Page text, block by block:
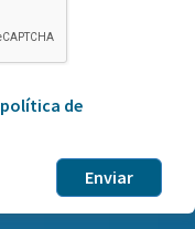
política de